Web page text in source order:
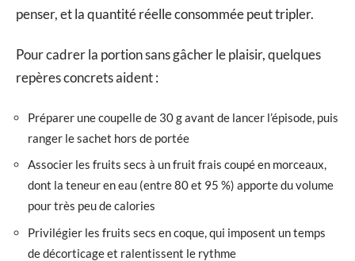
penser, et la quantité réelle consommée peut tripler.
Pour cadrer la portion sans gâcher le plaisir, quelques
repères concrets aident :
Préparer une coupelle de 30 g avant de lancer l’épisode, puis
ranger le sachet hors de portée
Associer les fruits secs à un fruit frais coupé en morceaux,
dont la teneur en eau (entre 80 et 95 %) apporte du volume
pour très peu de calories
Privilégier les fruits secs en coque, qui imposent un temps
de décorticage et ralentissent le rythme